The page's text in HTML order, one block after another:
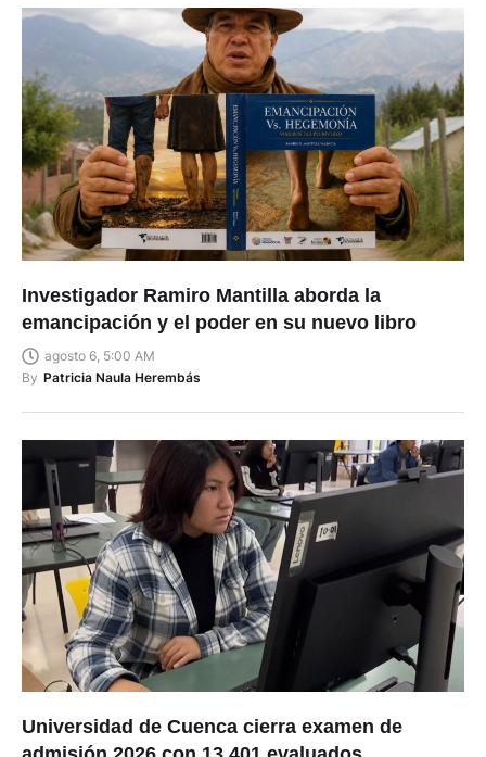
Investigador Ramiro Mantilla aborda la
emancipación y el poder en su nuevo libro
agosto 6, 5:00 AM
By Patricia Naula Herembás
Universidad de Cuenca cierra examen de